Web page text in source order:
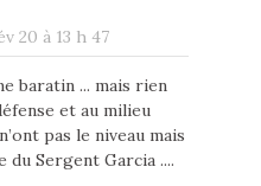
20 à 13 h 47
baratin ... mais rien
et au milieu
pas le niveau mais
Sergent Garcia ....